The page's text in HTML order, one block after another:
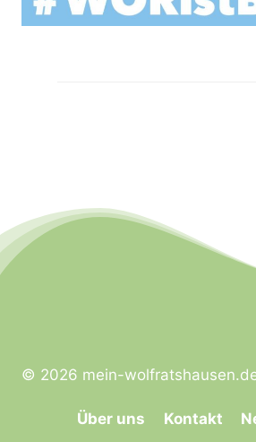
© 2026 mein-
Über uns Kontakt